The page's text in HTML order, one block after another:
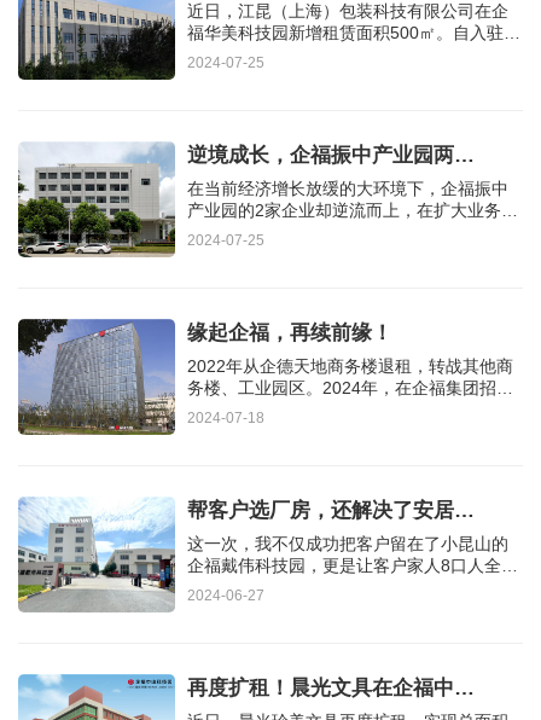
近日，江昆（上海）包装科技有限公司在企
福华美科技园新增租赁面积500㎡。自入驻园
区到扩张，仅用了半年时间…
2024-07-25
逆境成长，企福振中产业园两…
在当前经济增长放缓的大环境下，企福振中
产业园的2家企业却逆流而上，在扩大业务规
模的同时，还实现了办公…
2024-07-25
缘起企福，再续前缘！
2022年从企德天地商务楼退租，转战其他商
务楼、工业园区。2024年，在企福集团招商
经理王超的推荐下，来到企航…
2024-07-18
帮客户选厂房，还解决了安居…
这一次，我不仅成功把客户留在了小昆山的
企福戴伟科技园，更是让客户家人8口人全
都“落户”小昆山。这个故…
2024-06-27
再度扩租！晨光文具在企福中…